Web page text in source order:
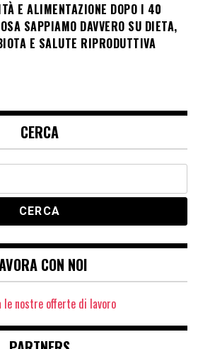
E ALIMENTAZIONE DOPO I 40
SAPPIAMO DAVVERO SU DIETA,
E SALUTE RIPRODUTTIVA
CERCA
CON NOI
le nostre offerte di lavoro